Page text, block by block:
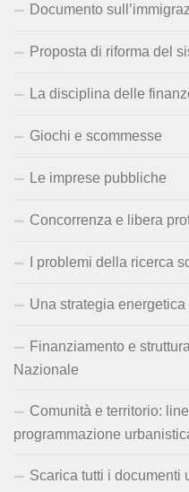
Documento
Proposta di riforma del
La disciplina delle
Giochi e scommesse
Le imprese pubbliche
Concorrenza e libera
I problemi della ricerca
Una strategia energetica
Finanziamento e
Nazionale
Comunità e territorio:
programmazione
Scarica tutti i documenti